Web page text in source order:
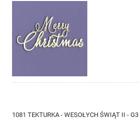
1081 TEKTURKA - WESOŁYCH ŚWIĄT II - G3